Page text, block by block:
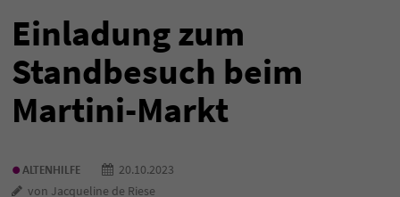
Einladung zum
Standbesuch beim
Martini-Markt
•ALTENHILFE
20.10.2023
von Jacqueline de Riese